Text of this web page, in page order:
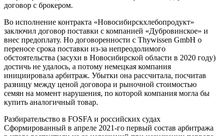
договор с брокером.
Во исполнение контракта «Новосибирскхлебопродукт»
заключил договор поставки с компанией «Дубровинское» и
внес предоплату. Но договоренности с Thywissen GmbH о
переносе срока поставки из-за непреодолимого
обстоятельства (засухи в Новосибирской области в 2020 году)
достичь не удалось, а потому немецкая компания
инициировала арбитраж. Убытки она рассчитала, посчитав
разницу между ценой договора и рыночной стоимостью
семян на момент нарушения, по которой компания могла бы
купить аналогичный товар.
Разбирательство в FOSFA и российских судах
Сформированный в апреле 2021-го первый состав арбитража